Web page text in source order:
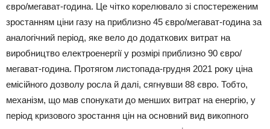
євро/мегават-година. Це чітко корелювало зі спостереженим
зростанням ціни газу на приблизно 45 євро/мегават-година за
аналогічний період, яке вело до додаткових витрат на
виробництво електроенергії у розмірі приблизно 90 євро/
мегават-година. Протягом листопада-грудня 2021 року ціна
емісійного дозволу росла й далі, сягнувши 88 євро. Тобто,
механізм, що мав спонукати до менших витрат на енергію, у
період кризового зростання цін на основний вид викопного